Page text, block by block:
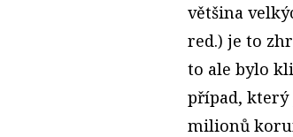
většina
red.) je to
to ale bylo
případ, který
milionů